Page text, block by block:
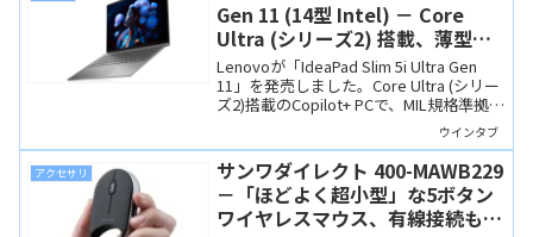
Gen 11 (14型 Intel) － Core
Ultra (シリーズ2) 搭載、薄型軽
量で高品質な14インチCopilot+
PC
Lenovoが「IdeaPad Slim 5i Ultra Gen
11」を発売しました。Core Ultra (シリー
ズ2)搭載のCopilot+ PCで、MIL規格準拠の
堅牢で薄型軽量なアルミ筐体、選べる
OLED/高リフレッシュレート液晶などが
魅力の14インチモバイルノートです。
ウインタブ
アクセサリ
サンワダイレクト 400-MAWB229
－「ほどよく超小型」な5ボタン
ワイヤレスマウス、有線接続も可